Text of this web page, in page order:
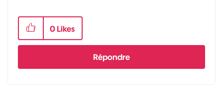
0 Likes
Répondre